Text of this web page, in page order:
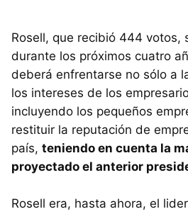
Rosell, que recibió 444 votos,
durante los próximos cuatro
deberá enfrentarse no sólo a
los intereses de los
incluyendo los pequeños
restituir la reputación de
país, teniendo en cuenta la
proyectado el anterior
Rosell era, hasta ahora, el